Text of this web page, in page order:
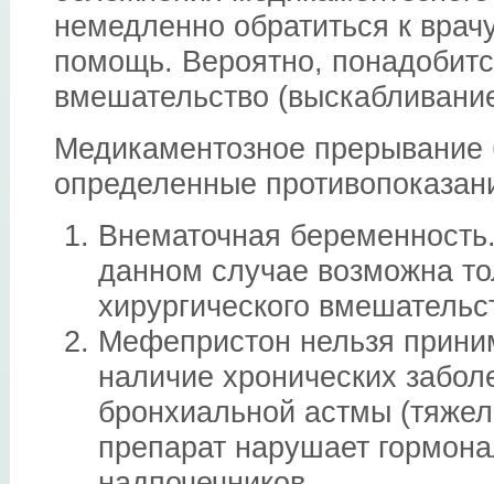
немедленно обратиться к
помощь. Вероятно,
вмешательство
Медикаментозное
определенные
Внематочная
данном случае возможна
хирургического
Мефепристон нельзя
наличие хронических
бронхиальной астмы
препарат нарушает